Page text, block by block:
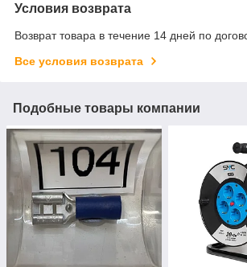
Условия возврата
Возврат товара в течение 14 дней по
Все условия возврата
Подобные товары компании